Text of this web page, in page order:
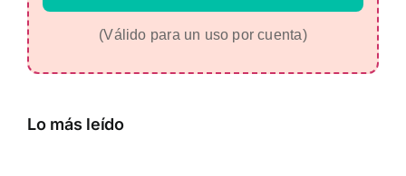
(Válido para un uso por cuenta)
Lo más leído